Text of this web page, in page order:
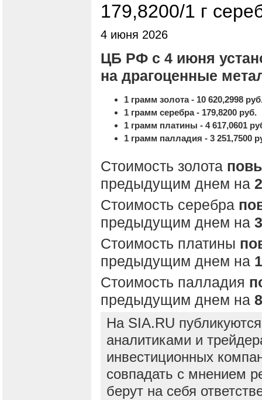
179,8200/1 г
4 июня 2026
ЦБ РФ с 4 июня
на драгоценные
1 грамм золота - 10 620,2998
1 грамм серебра - 179,8200 руб.
1 грамм платины - 4 617,0601
1 грамм палладия - 3 251,7500
Стоимость золота
предыдущим днем на
Стоимость серебра
предыдущим днем на
Стоимость платины
предыдущим днем на
Стоимость палладия
предыдущим днем на
На SIA.RU
аналитиками и
инвестиционных
совпадать с мнением
берут на себя